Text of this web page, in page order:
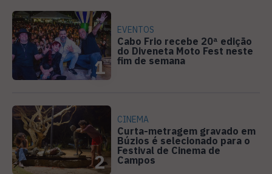
1
EVENTOS
Cabo Frio recebe 20ª edição
do Diveneta Moto Fest neste
fim de semana
2
CINEMA
Curta-metragem gravado em
Búzios é selecionado para o
Festival de Cinema de
Campos